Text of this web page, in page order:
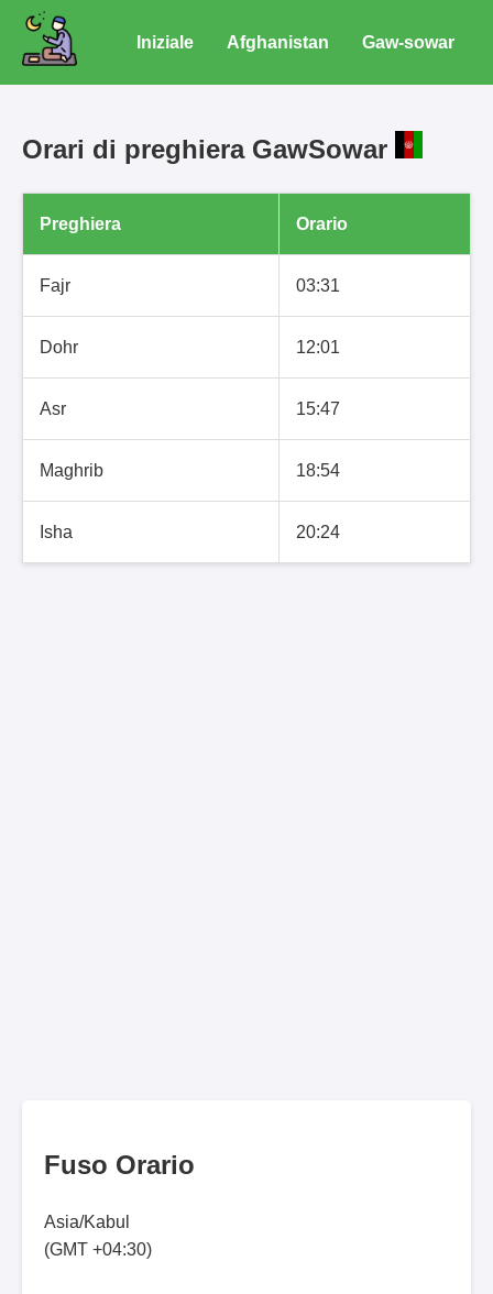
Iniziale Afghanistan Gaw-sowar
Orari di preghiera GawSowar
Preghiera Orario
Fajr 03:31
Dohr 12:01
Asr 15:47
Maghrib 18:54
Isha 20:24
Fuso Orario
Asia/Kabul
(GMT +04:30)